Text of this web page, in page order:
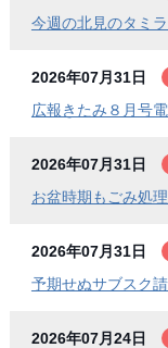
今週の北見のタミラ
2026年07月31日
広報きたみ８月号
2026年07月31日
お盆時期もごみ処
2026年07月31日
予期せぬサブスク
2026年07月24日